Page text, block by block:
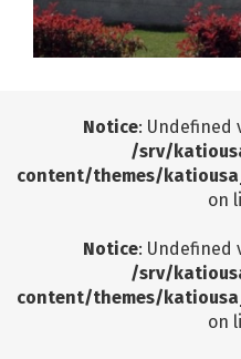
Notice: Undefined
/srv/
content/themes/
on
Notice: Undefined
/srv/
content/themes/
on